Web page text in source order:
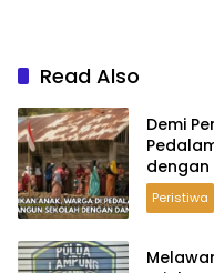
Read Also
Demi
dengan
Peristiwa